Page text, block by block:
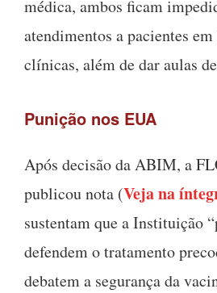
médica, ambos ficam
atendimentos a pacientes
clínicas, além de dar aulas
Punição nos EUA
Após decisão da ABIM, a
publicou nota (Veja na
sustentam que a Instituição
defendem o tratamento
debatem a segurança da